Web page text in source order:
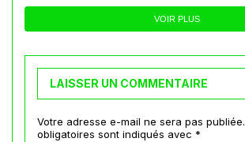
VOIR PLUS
LAISSER UN COMMENTAIRE
Votre adresse e-mail ne sera pas publiée.
obligatoires sont indiqués avec *